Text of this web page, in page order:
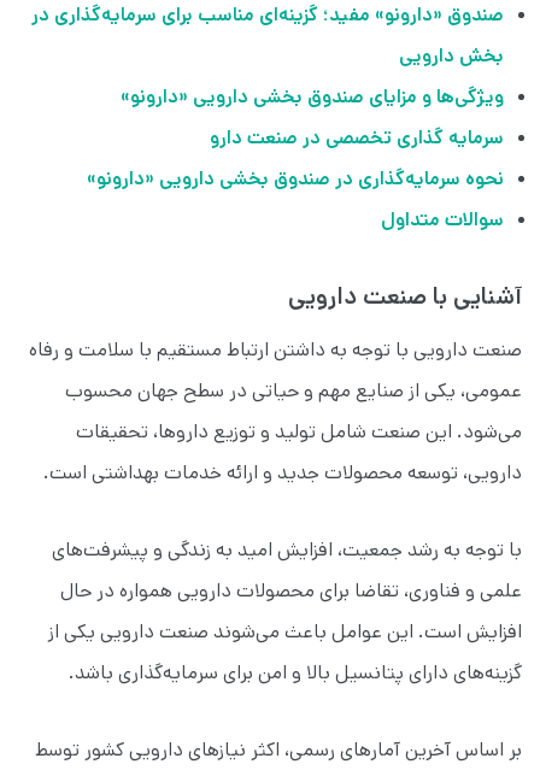
صندوق «دارونو» مفید؛ گزینه‌ای مناسب برای سرمایه‌گذاری در
بخش دارویی
ویژگی‌ها و مزایای صندوق بخشی دارویی «دارونو»
سرمایه گذاری تخصصی در صنعت دارو
نحوه سرمایه‌گذاری در صندوق بخشی دارویی «دارونو»
سوالات متداول
آشنایی با صنعت دارویی
صنعت دارویی با توجه به داشتن ارتباط مستقیم با سلامت و رفاه
عمومی، یکی از صنایع مهم و حیاتی در سطح جهان محسوب
می‌شود. این صنعت شامل تولید و توزیع داروها، تحقیقات
دارویی، توسعه محصولات جدید و ارائه خدمات بهداشتی است.
با توجه به رشد جمعیت، افزایش امید به زندگی و پیشرفت‌های
علمی و فناوری، تقاضا برای محصولات دارویی همواره در حال
افزایش است. این عوامل باعث می‌شوند صنعت دارویی یکی از
گزینه‌های دارای پتانسیل بالا و امن برای سرمایه‌گذاری باشد.
بر اساس آخرین آمارهای رسمی، اکثر نیازهای دارویی کشور توسط